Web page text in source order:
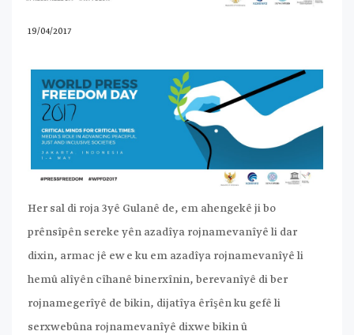
19/04/2017
Her sal di roja 3yê Gulanê de, em ahengekê ji bo
prênsîpên sereke yên azadîya rojnamevanîyê li dar
dixin, armac jê ew e ku em azadîya rojnamevanîyê li
hemû alîyên cîhanê binerxînin, berevanîyê di ber
rojnamegerîyê de bikin, dijatîya êrîşên ku gefê li
serxwebûna rojnamevanîyê dixwe bikin û